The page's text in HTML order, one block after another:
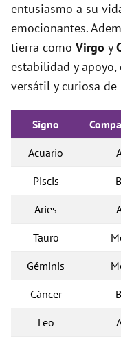
entusiasmo a su
emocionantes.
tierra como Virgo y
estabilidad y
versátil y curiosa de
Signo
Acuario
Piscis
Aries
Tauro
Géminis
Cáncer
Leo